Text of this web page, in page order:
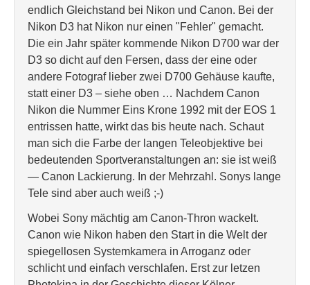
endlich Gleichstand bei Nikon und Canon. Bei der
Nikon D3 hat Nikon nur einen "Fehler" gemacht.
Die ein Jahr später kommende Nikon D700 war der
D3 so dicht auf den Fersen, dass der eine oder
andere Fotograf lieber zwei D700 Gehäuse kaufte,
statt einer D3 – siehe oben … Nachdem Canon
Nikon die Nummer Eins Krone 1992 mit der EOS 1
entrissen hatte, wirkt das bis heute nach. Schaut
man sich die Farbe der langen Teleobjektive bei
bedeutenden Sportveranstaltungen an: sie ist weiß
— Canon Lackierung. In der Mehrzahl. Sonys lange
Tele sind aber auch weiß ;-)
Wobei Sony mächtig am Canon-Thron wackelt.
Canon wie Nikon haben den Start in die Welt der
spiegellosen Systemkamera in Arroganz oder
schlicht und einfach verschlafen. Erst zur letzen